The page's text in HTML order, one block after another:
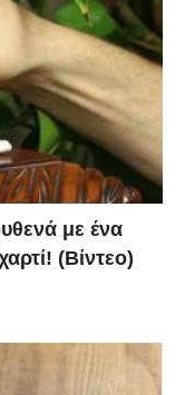
με ένα
(Βίντεο)